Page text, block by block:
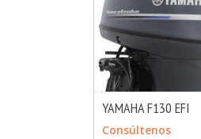
CONSULTAR
YAMAHA F130 EFI
Consúltenos